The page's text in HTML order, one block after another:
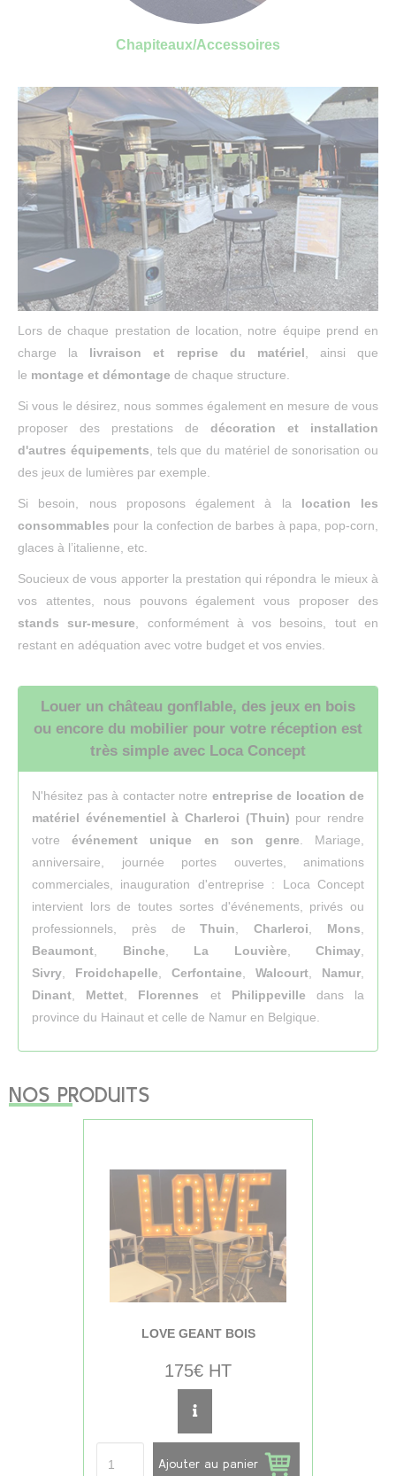
Chapiteaux/Accessoires
Lors de chaque prestation de location, notre équipe prend en
charge la livraison et reprise du matériel, ainsi que
le montage et démontage de chaque structure.
Si vous le désirez, nous sommes également en mesure de vous
proposer des prestations de décoration et installation
d'autres équipements, tels que du matériel de sonorisation ou
des jeux de lumières par exemple.
Si besoin, nous proposons également à la location les
consommables pour la confection de barbes à papa, pop-corn,
glaces à l’italienne, etc.
Soucieux de vous apporter la prestation qui répondra le mieux à
vos attentes, nous pouvons également vous proposer des
stands sur-mesure, conformément à vos besoins, tout en
restant en adéquation avec votre budget et vos envies.
Louer un château gonflable, des jeux en bois
ou encore du mobilier pour votre réception est
très simple avec Loca Concept
N'hésitez pas à contacter notre entreprise de location de
matériel événementiel à Charleroi (Thuin) pour rendre
votreévénement unique en son genre. Mariage,
anniversaire, journée portes ouvertes, animations
commerciales, inauguration d'entreprise : Loca Concept
intervient lors de toutes sortes d'événements, privés ou
professionnels, près deThuin,Charleroi, Mons,
Beaumont, Binche, La Louvière, Chimay,
Sivry, Froidchapelle, Cerfontaine, Walcourt, Namur,
Dinant, Mettet, Florennes et Philippeville dans la
province du Hainaut et celle de Namur en Belgique.
NOS PRODUITS
LOVE GEANT BOIS
175€ HT
Ajouter au panier